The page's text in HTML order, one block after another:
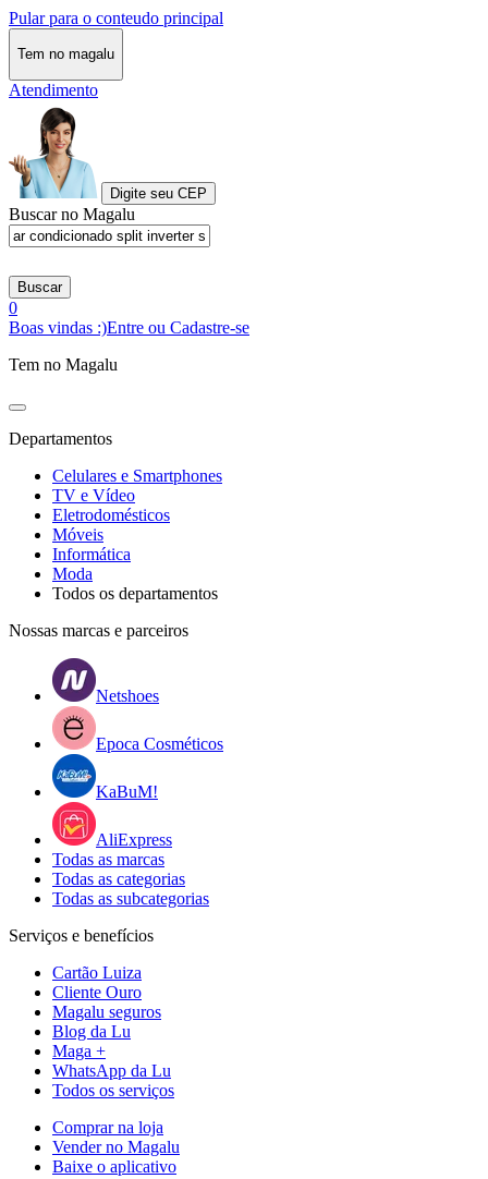
Pular para o conteudo principal
Tem no magalu
Atendimento
Digite seu CEP
Buscar no Magalu
Buscar
0
Boas vindas :)Entre ou Cadastre-se
Tem no Magalu
Departamentos
Celulares e Smartphones
TV e Vídeo
Eletrodomésticos
Móveis
Informática
Moda
Todos os departamentos
Nossas marcas e parceiros
Netshoes
Epoca Cosméticos
KaBuM!
AliExpress
Todas as marcas
Todas as categorias
Todas as subcategorias
Serviços e benefícios
Cartão Luiza
Cliente Ouro
Magalu seguros
Blog da Lu
Maga +
WhatsApp da Lu
Todos os serviços
Comprar na loja
Vender no Magalu
Baixe o aplicativo